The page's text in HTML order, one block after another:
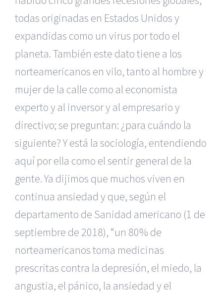
todas originadas en Estados Unidos y
expandidas como un virus por todo el
planeta. También este dato tiene a los
norteamericanos en vilo, tanto al hombre y
mujer de la calle como al economista
experto y al inversor y al empresario y
directivo; se preguntan: ¿para cuándo la
siguiente? Y está la sociología, entendiendo
aquí por ella como el sentir general de la
gente. Ya dijimos que muchos viven en
continua ansiedad y que, según el
departamento de Sanidad americano (1 de
septiembre de 2018), “un 80% de
norteamericanos toma medicinas
prescritas contra la depresión, el miedo, la
angustia, el pánico, la ansiedad y el